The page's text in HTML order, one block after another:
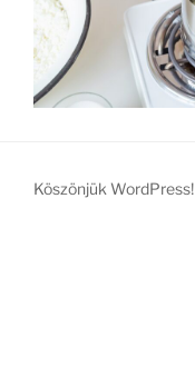
Köszönjük WordPress!